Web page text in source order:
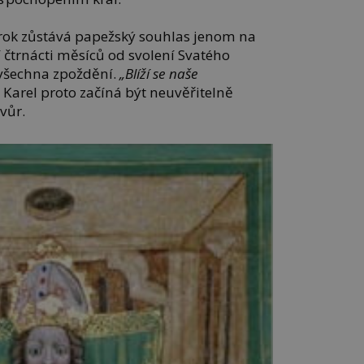
zůstává papežský souhlas jenom na
měsíců od svolení Svatého
zpoždění.„Blíží se naše
proto začíná být neuvěřitelně